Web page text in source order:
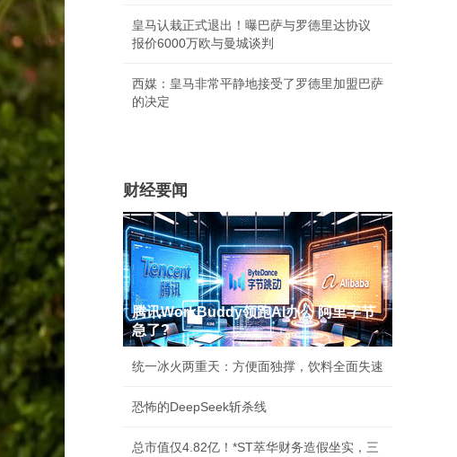
皇马认栽正式退出！曝巴萨与罗德里达协议
报价6000万欧与曼城谈判
西媒：皇马非常平静地接受了罗德里加盟巴萨
的决定
财经要闻
腾讯WorkBuddy领跑AI办公 阿里字节
急了?
统一冰火两重天：方便面独撑，饮料全面失速
恐怖的DeepSeek斩杀线
总市值仅4.82亿！*ST萃华财务造假坐实，三